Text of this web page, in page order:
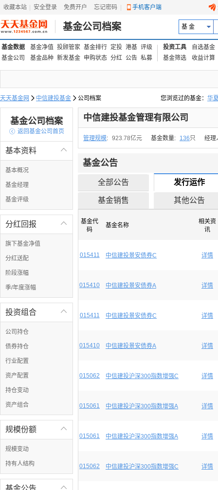
收藏本站 安全登录 免费开户 忘记密码 手机客户端
基金公司档案 基 金
基金数据 基金净值 投顾管家 基金排行 定投 港基 评级
基金公司
基金品种 新发基金 申购状态 分红 公告 私募
投资工具
自选基金
基金筛选
收益计算
天天基金网  中信建投基金  公司档案 您浏览过的基金： 华
易方达上证中盘ETF联
基金公司档案
 返回基金公司首页

基本资料
基本概况
基金经理
基金评级

分红回报
旗下基金净值
分红送配
阶段涨幅
季/年度涨幅

投资组合
公司持仓
债券持仓
行业配置
资产配置
持仓变动
资产组合

规模份额
规模变动
持有人结构

基金公告
中信建投基金管理有限公司
管理规模: 923.78亿元 基金数量: 136只 经理
基金公告
全部公告 发行运作
基金销售 其他公告
基金代
码
基金名称
相关资
讯
015411 中信建投景安债券C 详情
015410 中信建投景安债券A 详情
015411 中信建投景安债券C 详情
015410 中信建投景安债券A 详情
015062 中信建投沪深300指数增强C 详情
015061 中信建投沪深300指数增强A 详情
015061 中信建投沪深300指数增强A 详情
015062 中信建投沪深300指数增强C 详情